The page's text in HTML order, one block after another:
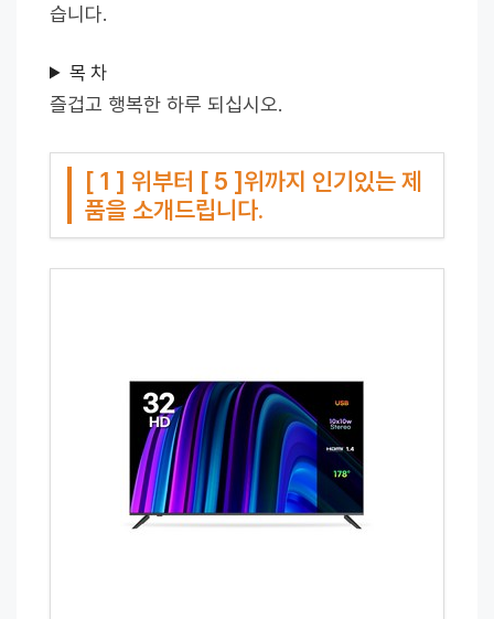
습니다.
목 차
즐겁고 행복한 하루 되십시오.
[ 1 ] 위부터 [ 5 ]위까지 인기있는 제
품을 소개드립니다.